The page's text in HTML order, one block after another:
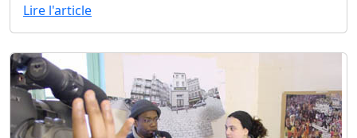
Lire l'article